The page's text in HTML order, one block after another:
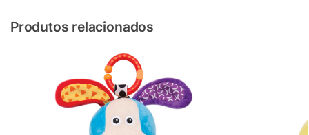
Produtos relacionados